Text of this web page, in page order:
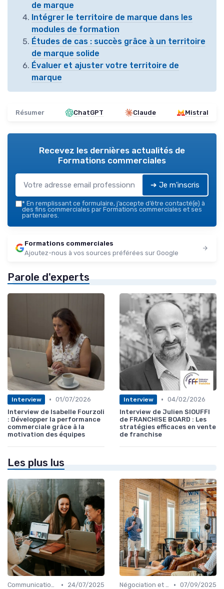
de marque
Intégrer le territoire de marque dans les
modules de formation
Études de cas : succès grâce à un territoire
de marque solide
Évaluer et ajuster votre territoire de
marque
Résumer ChatGPT Claude Mistral
Recevez les dernières actualités de
Formations commerciales
➔ Je m'inscris
* En remplissant ce formulaire, j’accepte d’être contacté(e) à
des fins commerciales par Formations commerciales et ses
partenaires.
Formations commerciales
Ajoutez-nous à vos sources préférées sur Google
Parole d'experts
Interview • 01/07/2026
Interview de Isabelle Fourzoli
: Développer la performance
commerciale grâce à la
motivation des équipes
Interview • 04/02/2026
Interview de Julien SIOUFFI
de FRANCHISE BOARD : Les
stratégies efficaces en vente
de franchise
Les plus lus
Communication commerciale • 24/07/2025 Négociation et persuasion • 07/09/2025